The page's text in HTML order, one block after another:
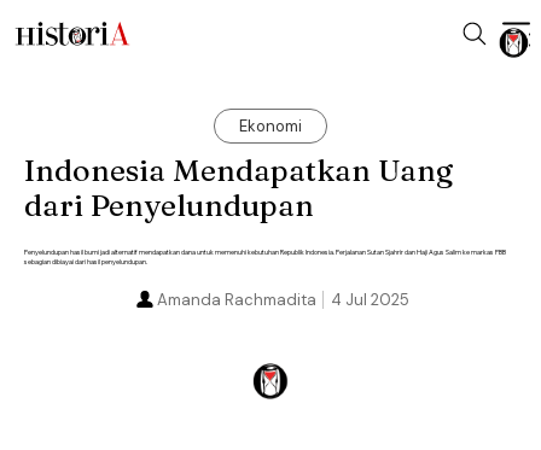
Ekonomi
Indonesia Mendapatkan Uang
dari Penyelundupan
Penyelundupan hasil bumi jadi alternatif mendapatkan dana untuk memenuhi kebutuhan Republik Indonesia. Perjalanan Sutan Sjahrir dan Haji Agus Salim ke markas PBB
sebagian dibiayai dari hasil penyelundupan.
4 Jul 2025
Amanda Rachmadita